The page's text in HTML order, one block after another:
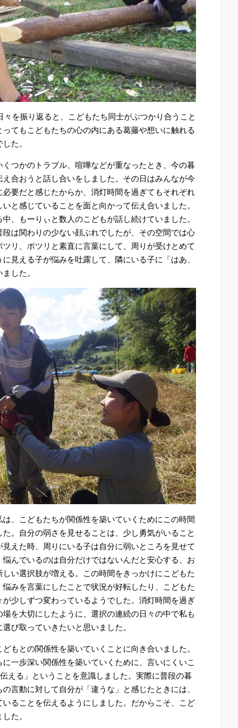
々を振り返ると、こどもたち同士がぶつかり合うこと
てもこどもたちの心の内にある葛藤や想いに触れる
た。
つかのトラブル、喧嘩などが重なったとき、今の暮
合おうと話し合いをしました。その日はみんなが今
必要だと感じたからか、消灯時間を過ぎてもそれぞれ
と感じていることを面と向かって伝え合いました。
、もーりぃと数人のこどもが話し続けていました。
は関わりの少ない顔ぶれでしたが、その空間では心
リ、ポツリと素直に言葉にして、周りが受けとめて
見える子が悩みを吐露して、隣にいる子に「はあ、
した。
、こどもたちが関係性を築いていくためにこの時間
。自分の弱さを見せることは、少し勇気がいること
えた時、周りにいる子は自分に弱いところを見せて
悩んでいるのは自分だけではないんだと安心する、お
い選択肢が増える。この時間をきっかけにこどもた
みを言葉にしたことで状況が好転したり、こどもた
少しずつ変わっているようでした。消灯時間を過ぎ
を大切にしたように、選択の連続の日々の中で私も
び取っていきたいと思いました。
もとの関係性を築いていくことに向き合いました。
に一歩深い関係性を築いていくために、言いにくいこ
える」ということを意識しました。実際に普段の暮
言動に対して自分が「違うな」と感じたときには、
ることを伝えるようにしました。だからこそ、こど
た。